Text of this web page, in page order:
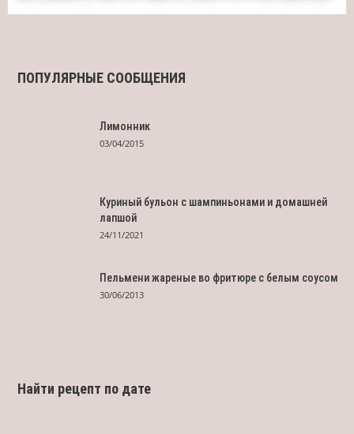
ПОПУЛЯРНЫЕ СООБЩЕНИЯ
Лимонник
03/04/2015
Куриный бульон с шампиньонами и домашней
лапшой
24/11/2021
Пельмени жареные во фритюре с белым соусом
30/06/2013
Найти рецепт по дате